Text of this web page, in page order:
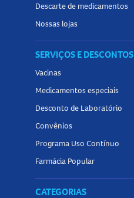
Descarte de medicamentos
Nossas lojas
SERVIÇOS E DESCONTOS
Vacinas
Medicamentos especiais
Desconto de Laboratório
Convênios
Programa Uso Contínuo
Farmácia Popular
CATEGORIAS